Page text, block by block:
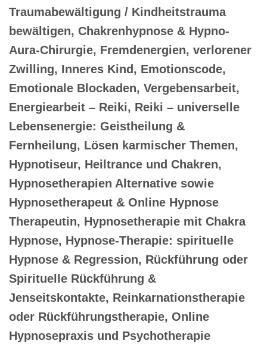
Traumabewältigung / Kindheitstrauma
bewältigen, Chakrenhypnose & Hypno-
Aura-Chirurgie, Fremdenergien, verlorener
Zwilling, Inneres Kind, Emotionscode,
Emotionale Blockaden, Vergebensarbeit,
Energiearbeit – Reiki, Reiki – universelle
Lebensenergie: Geistheilung &
Fernheilung, Lösen karmischer Themen,
Hypnotiseur, Heiltrance und Chakren,
Hypnosetherapien Alternative sowie
Hypnosetherapeut & Online Hypnose
Therapeutin, Hypnosetherapie mit Chakra
Hypnose, Hypnose-Therapie: spirituelle
Hypnose & Regression, Rückführung oder
Spirituelle Rückführung &
Jenseitskontakte, Reinkarnationstherapie
oder Rückführungstherapie, Online
Hypnosepraxis und Psychotherapie